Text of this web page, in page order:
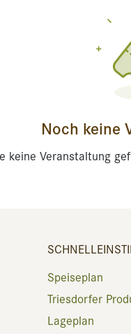
Noch keine
keine Veranstaltung
Speiseplan
Triesdorfer
Lageplan